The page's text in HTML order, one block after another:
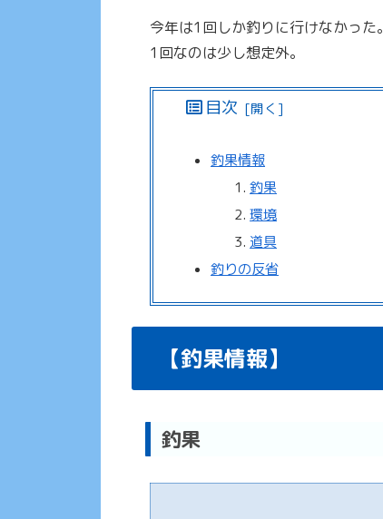
今年は1回しか釣りに行けなかった。
1回なのは少し想定外。
目次
釣果情報
釣果
環境
道具
釣りの反省
【釣果情報】
釣果